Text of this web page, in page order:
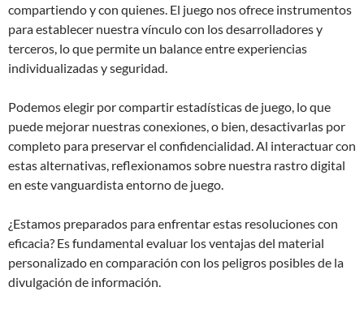
compartiendo y con quienes. El juego nos ofrece instrumentos
para establecer nuestra vínculo con los desarrolladores y
terceros, lo que permite un balance entre experiencias
individualizadas y seguridad.
Podemos elegir por compartir estadísticas de juego, lo que
puede mejorar nuestras conexiones, o bien, desactivarlas por
completo para preservar el confidencialidad. Al interactuar con
estas alternativas, reflexionamos sobre nuestra rastro digital
en este vanguardista entorno de juego.
¿Estamos preparados para enfrentar estas resoluciones con
eficacia? Es fundamental evaluar los ventajas del material
personalizado en comparación con los peligros posibles de la
divulgación de información.